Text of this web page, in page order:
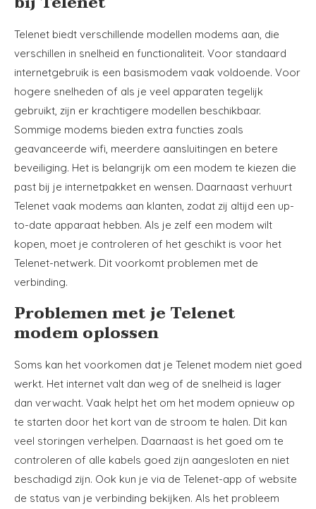
Telenet biedt verschillende modellen modems aan, die
verschillen in snelheid en functionaliteit. Voor standaard
internetgebruik is een basismodem vaak voldoende. Voor
hogere snelheden of als je veel apparaten tegelijk
gebruikt, zijn er krachtigere modellen beschikbaar.
Sommige modems bieden extra functies zoals
geavanceerde wifi, meerdere aansluitingen en betere
beveiliging. Het is belangrijk om een modem te kiezen die
past bij je internetpakket en wensen. Daarnaast verhuurt
Telenet vaak modems aan klanten, zodat zij altijd een up-
to-date apparaat hebben. Als je zelf een modem wilt
kopen, moet je controleren of het geschikt is voor het
Telenet-netwerk. Dit voorkomt problemen met de
verbinding.
Problemen met je Telenet
modem oplossen
Soms kan het voorkomen dat je Telenet modem niet goed
werkt. Het internet valt dan weg of de snelheid is lager
dan verwacht. Vaak helpt het om het modem opnieuw op
te starten door het kort van de stroom te halen. Dit kan
veel storingen verhelpen. Daarnaast is het goed om te
controleren of alle kabels goed zijn aangesloten en niet
beschadigd zijn. Ook kun je via de Telenet-app of website
de status van je verbinding bekijken. Als het probleem